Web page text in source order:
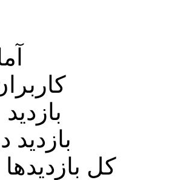
بازدید
بازدید
کل بازدیدها :